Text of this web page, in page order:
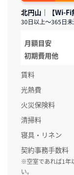
北円山｜【Wi-Fi
30日以上～365日
月額目安
初期費用他
賃料
光熱費
火災保険料
清掃料
寝具・リネン
契約事務手数料
※空室であれば1年
い。